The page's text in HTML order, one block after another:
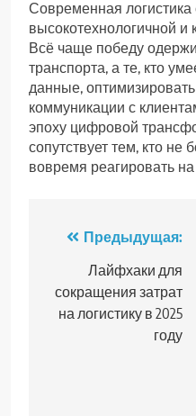
Современная логистика
высокотехнологичной и
Всё чаще победу
транспорта, а те, кто
данные,
коммуникации с
эпоху цифровой
сопутствует тем, кто не
вовремя реагировать
Навигация
записям
Предыдущая:
Лайфхаки для
сокращения затрат
на логистику в 2025
году